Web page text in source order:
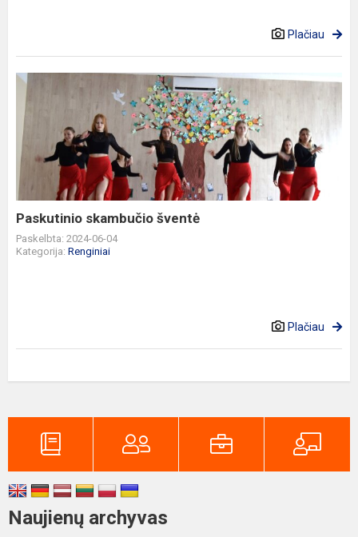
Plačiau
Paskutinio
skambučio
šventė
Paskutinio skambučio šventė
Paskelbta: 2024-06-04
Kategorija: Renginiai
Plačiau
Naujienų archyvas